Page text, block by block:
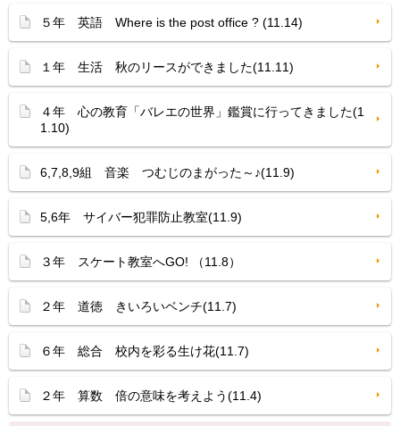
５年 英語 Where is the post office ? (11.14)
１年 生活 秋のリースができました(11.11)
４年 心の教育「バレエの世界」鑑賞に行ってきました(1
1.10)
6,7,8,9組 音楽 つむじのまがった～♪(11.9)
5,6年 サイバー犯罪防止教室(11.9)
３年 スケート教室へGO! （11.8）
２年 道徳 きいろいベンチ(11.7)
６年 総合 校内を彩る生け花(11.7)
２年 算数 倍の意味を考えよう(11.4)